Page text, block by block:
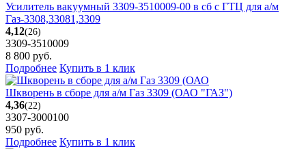
Усилитель вакуумный 3309-3510009-00 в сб с ГТЦ для а/м
Газ-3308,33081,3309
4,12(26)
3309-3510009
8 800 руб.
Подробнее Купить в 1 клик
Шкворень в сборе для а/м Газ 3309 (ОАО "ГАЗ")
4,36(22)
3307-3000100
950 руб.
Подробнее Купить в 1 клик